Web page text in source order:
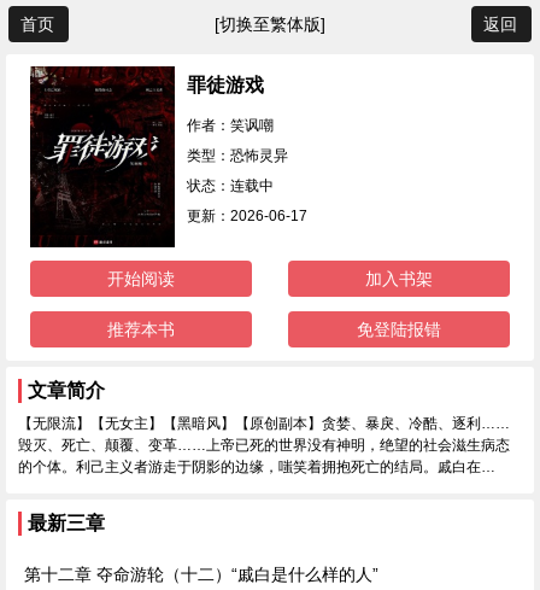
首页 [切换至繁体版] 返回
罪徒游戏
作者：笑讽嘲
类型：恐怖灵异
状态：连载中
更新：2026-06-17
开始阅读 加入书架
推荐本书 免登陆报错
文章简介
【无限流】【无女主】【黑暗风】【原创副本】贪婪、暴戾、冷酷、逐利……
毁灭、死亡、颠覆、变革……上帝已死的世界没有神明，绝望的社会滋生病态
的个体。利己主义者游走于阴影的边缘，嗤笑着拥抱死亡的结局。戚白在…
最新三章
第十二章 夺命游轮（十二）“戚白是什么样的人”